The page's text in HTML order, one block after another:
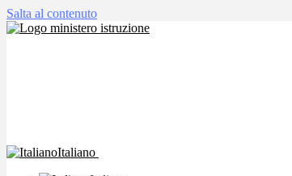
Salta al contenuto
Italiano